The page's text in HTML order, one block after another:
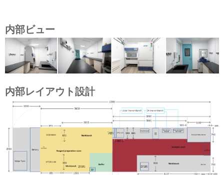
内部ビュー
内部レイアウト設計